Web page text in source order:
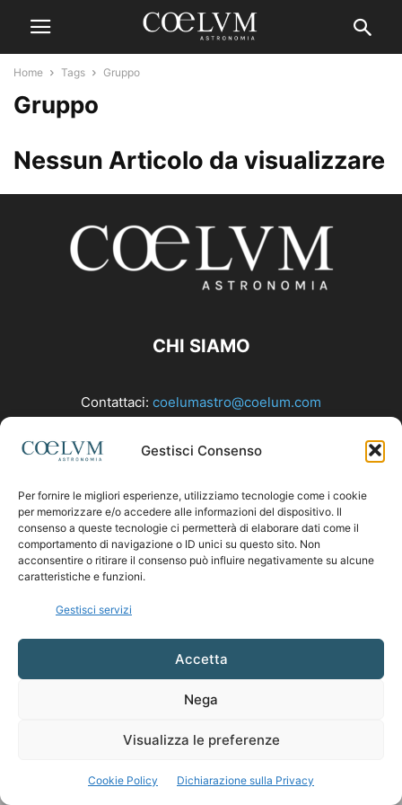
Gestisci Consenso
Per fornire le migliori esperienze, utilizziamo tecnologie come i cookie
per memorizzare e/o accedere alle informazioni del dispositivo. Il
consenso a queste tecnologie ci permetterà di elaborare dati come il
comportamento di navigazione o ID unici su questo sito. Non
acconsentire o ritirare il consenso può influire negativamente su alcune
caratteristiche e funzioni.
Gestisci servizi
Accetta
Nega
Visualizza le preferenze
Cookie Policy Dichiarazione sulla Privacy
Home Tags Gruppo
Gruppo
Nessun Articolo da visualizzare
CHI SIAMO
Contattaci: coelumastro@coelum.com
SEGUICI